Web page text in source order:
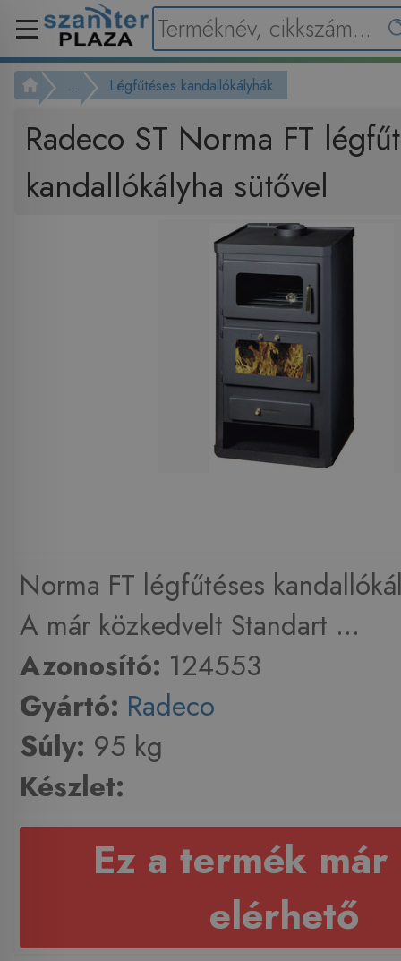
... Légfűtéses kandallókályhák
Radeco ST Norma FT
kandallókályha sütővel
Norma FT légfűtéses
A már közkedvelt Standart ...
Azonosító: 124553
Gyártó: Radeco
Súly: 95 kg
Készlet:
Ez a termék már
elérhető